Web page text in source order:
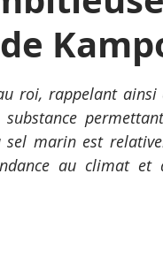
roi, rappelant
sel marin est
au climat et